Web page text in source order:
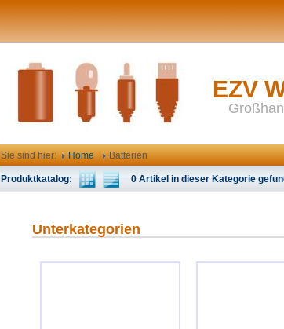
EZV
Sie sind hier: Home Batterien
Produktkatalog: 0 Artikel in dieser Kategorie
Unterkategorien